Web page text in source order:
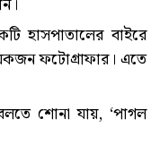
হাসপাতালের বাইরে
ফটোগ্রাফার। এতে
শোনা যায়, ‘পাগল